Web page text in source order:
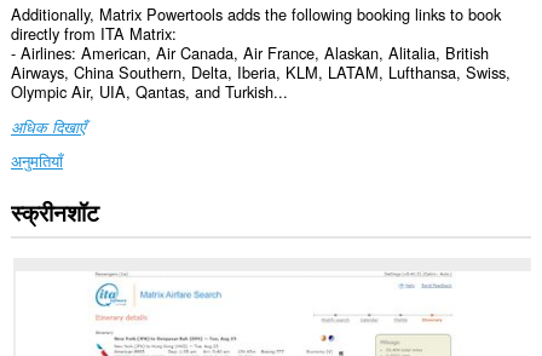
Additionally, Matrix Powertools adds the following booking links to book
directly from ITA Matrix:
- Airlines: American, Air Canada, Air France, Alaskan, Alitalia, British
Airways, China Southern, Delta, Iberia, KLM, LATAM, Lufthansa, Swiss,
Olympic Air, UIA, Qantas, and Turkish...
अधिक दिखाएँ
अनुमतियाँ
यह
एक्सटेंशन
स्क्रीनशॉट